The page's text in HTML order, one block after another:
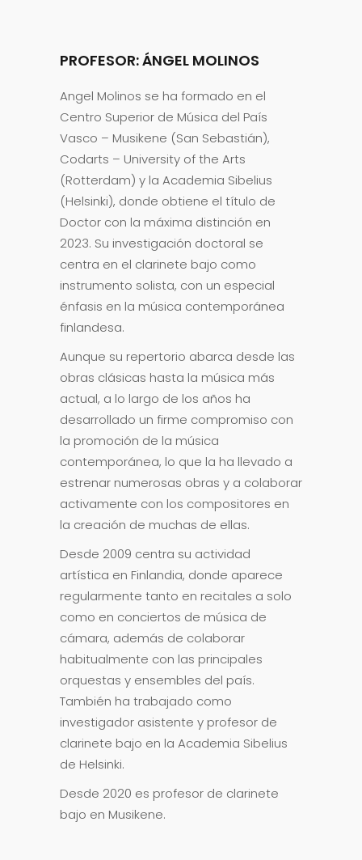
PROFESOR: ÁNGEL MOLINOS
Angel Molinos se ha formado en el
Centro Superior de Música del País
Vasco – Musikene (San Sebastián),
Codarts – University of the Arts
(Rotterdam) y la Academia Sibelius
(Helsinki), donde obtiene el título de
Doctor con la máxima distinción en
2023. Su investigación doctoral se
centra en el clarinete bajo como
instrumento solista, con un especial
énfasis en la música contemporánea
finlandesa.
Aunque su repertorio abarca desde las
obras clásicas hasta la música más
actual, a lo largo de los años ha
desarrollado un firme compromiso con
la promoción de la música
contemporánea, lo que la ha llevado a
estrenar numerosas obras y a colaborar
activamente con los compositores en
la creación de muchas de ellas.
Desde 2009 centra su actividad
artística en Finlandia, donde aparece
regularmente tanto en recitales a solo
como en conciertos de música de
cámara, además de colaborar
habitualmente con las principales
orquestas y ensembles del país.
También ha trabajado como
investigador asistente y profesor de
clarinete bajo en la Academia Sibelius
de Helsinki.
Desde 2020 es profesor de clarinete
bajo en Musikene.